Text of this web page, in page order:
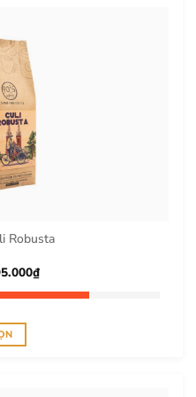
thể.
Robusta
₫